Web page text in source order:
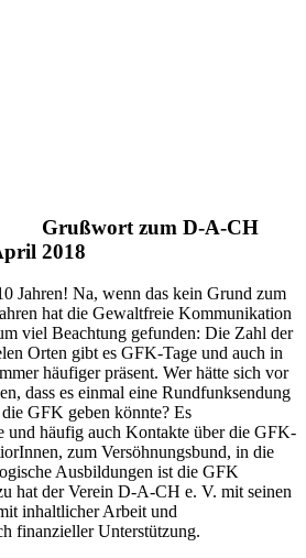
Grußwort zum D-A-CH
2018
Jahren! Na, wenn das kein Grund zum
hat die Gewaltfreie Kommunikation
viel Beachtung gefunden: Die Zahl der
Orten gibt es GFK-Tage und auch in
häufiger präsent. Wer hätte sich vor
dass es einmal eine Rundfunksendung
GFK geben könnte? Es
und häufig auch Kontakte über die GFK-
zum Versöhnungsbund, in die
Ausbildungen ist die GFK
hat der Verein D-A-CH e. V. mit seinen
inhaltlicher Arbeit und
finanzieller Unterstützung.